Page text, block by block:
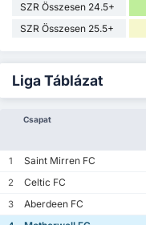
SZR Összesen 24.5+
SZR Összesen 25.5+
Liga Táblázat
Csapat
1 Saint Mirren FC
2
Celtic FC
3
Aberdeen FC